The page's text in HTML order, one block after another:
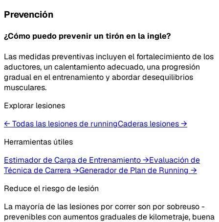
Prevención
¿Cómo puedo prevenir un tirón en la ingle?
Las medidas preventivas incluyen el fortalecimiento de los
aductores, un calentamiento adecuado, una progresión
gradual en el entrenamiento y abordar desequilibrios
musculares.
Explorar lesiones
← Todas las lesiones de runningCaderas lesiones→
Herramientas útiles
Estimador de Carga de Entrenamiento→Evaluación de
Técnica de Carrera→Generador de Plan de Running →
Reduce el riesgo de lesión
La mayoría de las lesiones por correr son por sobreuso -
prevenibles con aumentos graduales de kilometraje, buena